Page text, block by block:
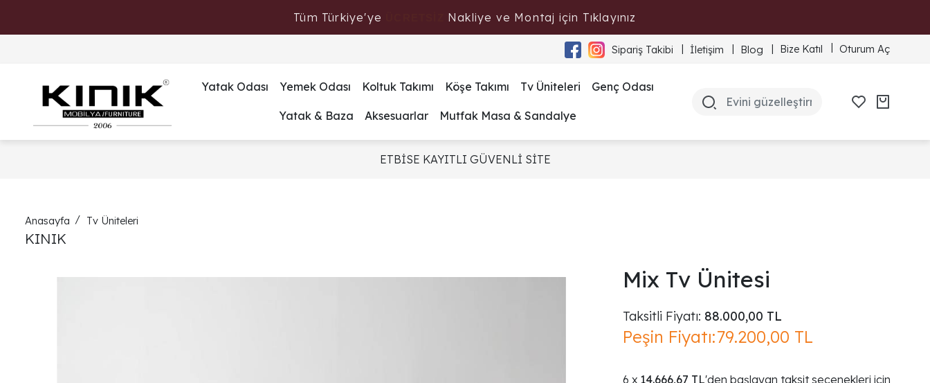
Tüm Türkiye'ye Nakliye ve Montaj için Tıklayınız
Sipariş Takibi İletişim Blog Bize Katıl Oturum Aç
Yatak Odası Yemek Odası Koltuk Takımı Köşe Takımı Tv Üniteleri Genç Odası
Yatak & Baza Aksesuarlar Mutfak Masa & Sandalye
ETBİSE KAYITLI GÜVENLİ SİTE
Anasayfa Tv Üniteleri
KINIK
Mix Tv Ünitesi
Taksitli Fiyatı: 88.000,00 TL
Peşin Fiyatı:79.200,00 TL
14.666,67 TL'den başlayan taksit seçenekleri için